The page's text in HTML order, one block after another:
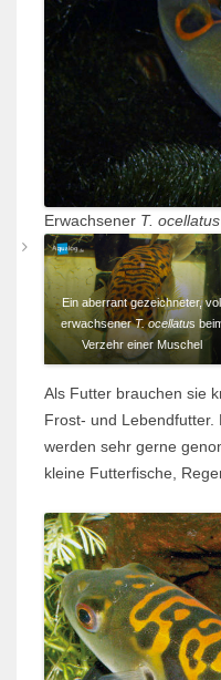
Erwachsener T. ocellatus
Ein aberrant gezeichneter,
erwachsenerT. ocellatus
Verzehr einer Muschel
Als Futter brauchen sie
Frost- und Lebendfutter.
werden sehr gerne
kleine Futterfische,